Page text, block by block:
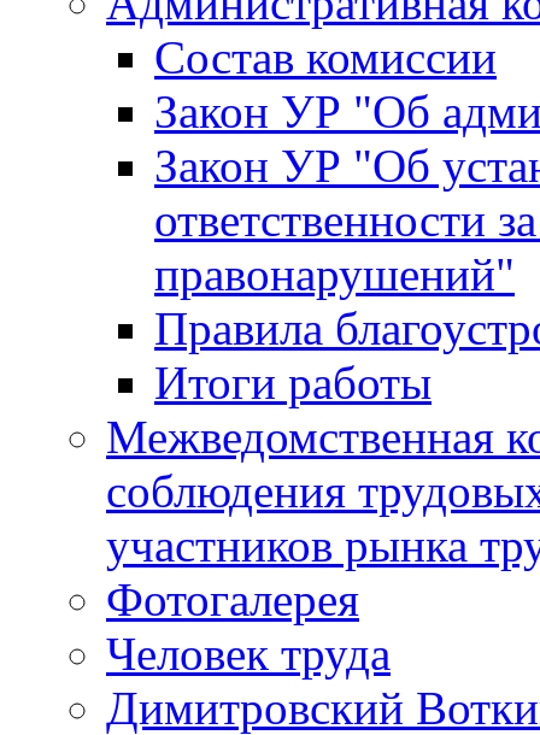
Состав комиссии
Закон УР "Об
Закон УР "Об
ответственности
правонарушений"
Правила
Итоги работы
Межведомственная
соблюдения
участников рынка
Фотогалерея
Человек труда
Димитровский